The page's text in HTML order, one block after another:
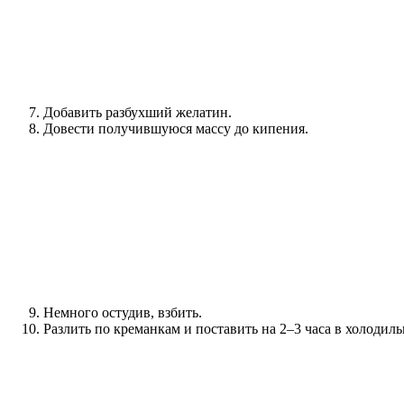
Добавить разбухший желатин.
Довести получившуюся массу до кипения.
Немного остудив, взбить.
Разлить по креманкам и поставить на 2–3 часа в